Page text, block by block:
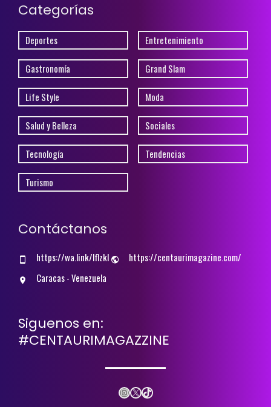
Categorías
Deportes Entretenimiento
Gastronomía Grand Slam
Life Style Moda
Salud y Belleza Sociales
Tecnología Tendencias
Turismo
Contáctanos
https://wa.link/lflzkl
https://centaurimagazine.com/
Caracas - Venezuela
Siguenos en:
#CENTAURIMAGAZZINE